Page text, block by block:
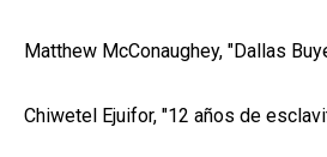
Matthew McConaughey, "Dallas
Chiwetel Ejuifor, "12 años de